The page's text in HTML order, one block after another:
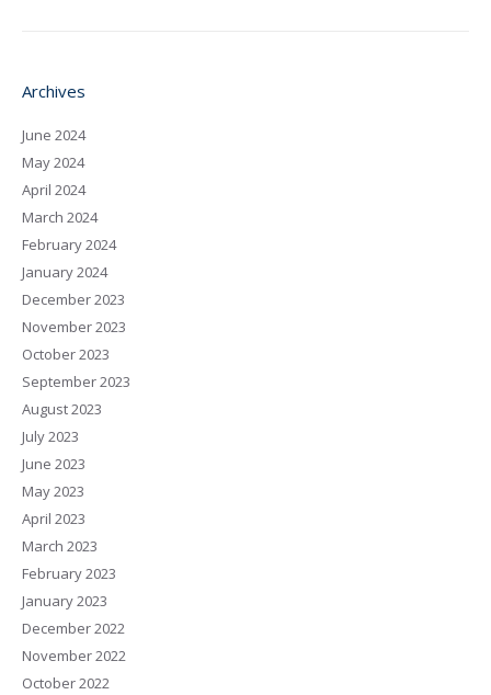
Archives
June 2024
May 2024
April 2024
March 2024
February 2024
January 2024
December 2023
November 2023
October 2023
September 2023
August 2023
July 2023
June 2023
May 2023
April 2023
March 2023
February 2023
January 2023
December 2022
November 2022
October 2022